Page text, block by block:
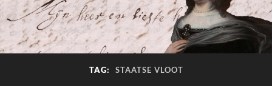
TAG: STAATSE VLOOT